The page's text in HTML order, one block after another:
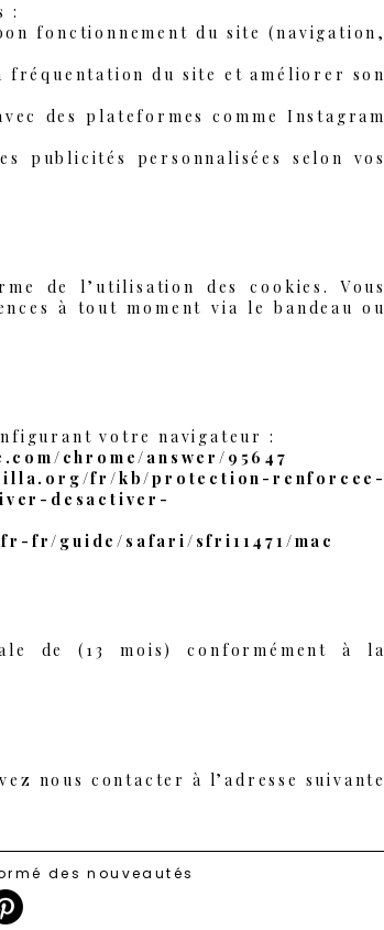
:
fonctionnement du site (navigation,
fréquentation du site et améliorer son
des plateformes comme Instagram
publicités personnalisées selon vos
de l’utilisation des cookies. Vous
à tout moment via le bandeau ou
votre navigateur :
chrome/answer/95647
fr/kb/protection-renforcee-
desactiver-
fr/guide/safari/sfri11471/mac
de (13 mois) conformément à la
nous contacter à l’adresse suivante
des nouveautés